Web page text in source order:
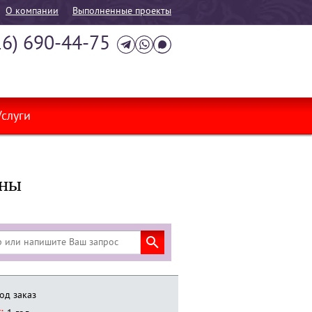
О компании Выполненные проекты
690-44-75
заказ